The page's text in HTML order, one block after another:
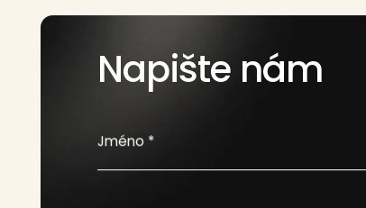
Napište nám
Jméno *